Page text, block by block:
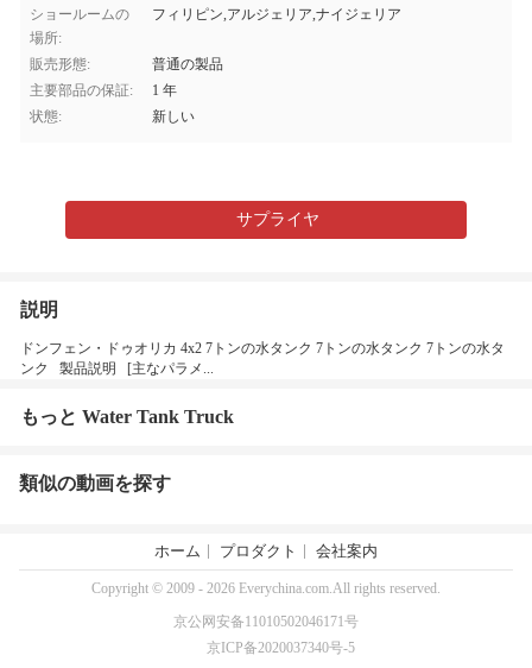
ショールームの
場所:
フィリピン,アルジェリア,ナイジェリア
販売形態:
普通の製品
主要部品の保証:
1 年
状態:
新しい
サプライヤ
説明
ドンフェン・ドゥオリカ 4x2 7トンの水タンク 7トンの水タンク 7トンの水タ
ンク 製品説明 [主なパラメ...
もっと Water Tank Truck
類似の動画を探す
ホーム プロダクト 会社案内
Copyright © 2009 - 2026 Everychina.com.All rights reserved.
京公网安备11010502046171号
京ICP备2020037340号-5